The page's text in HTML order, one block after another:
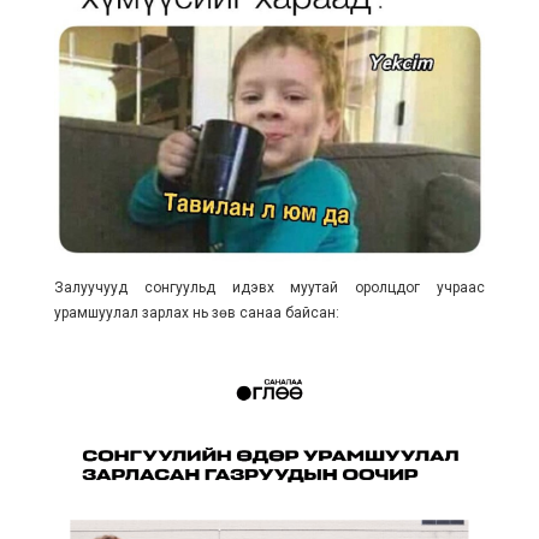
Залуучууд сонгуульд идэвх муутай оролцдог учраас
урамшуулал зарлах нь зөв санаа байсан: